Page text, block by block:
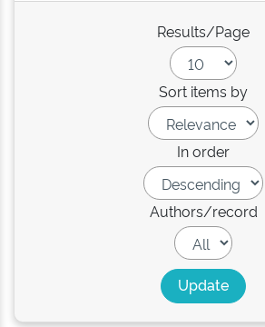
Results/Page
Sort items by
In order
Authors/record